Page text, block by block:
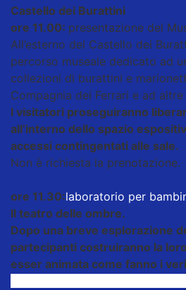
Castello dei Burattini
ore 11.00: presentazione del
All’esterno del Castello dei
percorso museale dedicato ad
collezioni di burattini e
Compagnia dei Ferrari e ad
I visitatori proseguiranno
all’interno dello spazio
accessi contingentati alle sale.
Non è richiesta la prenotazione.
ore 11.30:laboratorio per
Il teatro delle ombre.
Dopo una breve esplorazione
partecipanti costruiranno la
esser animata come fanno i